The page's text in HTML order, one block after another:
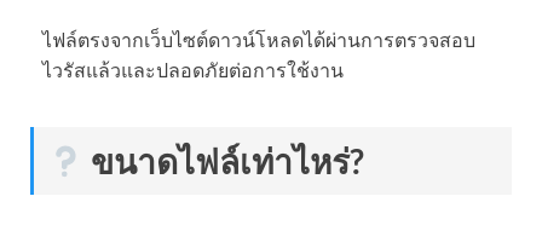
ไฟล์ตรงจากเว็บไซต์ดาวน์โหลดได้ผ่านการตรวจสอบ
ไวรัสแล้วและปลอดภัยต่อการใช้งาน
ขนาดไฟล์เท่าไหร่?